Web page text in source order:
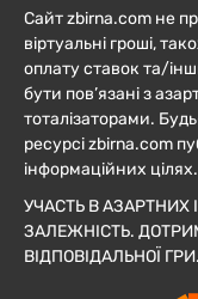
Сайт zbirna.com не
віртуальні гроші,
оплату ставок та/
бути пов’язані з
тоталізаторами.
ресурсі zbirna.com
інформаційних цілях.
УЧАСТЬ В АЗАРТНИХ
ЗАЛЕЖНІСТЬ.
ВІДПОВІДАЛЬНОЇ ГРИ.